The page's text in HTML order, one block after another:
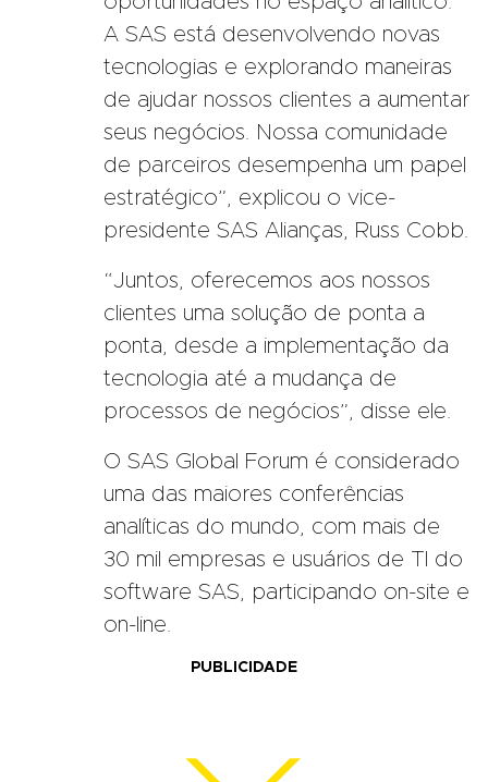
A SAS está desenvolvendo novas
tecnologias e explorando maneiras
de ajudar nossos clientes a aumentar
seus negócios. Nossa comunidade
de parceiros desempenha um papel
estratégico”, explicou o vice-
presidente SAS Alianças, Russ Cobb.
“Juntos, oferecemos aos nossos
clientes uma solução de ponta a
ponta, desde a implementação da
tecnologia até a mudança de
processos de negócios”, disse ele.
O SAS Global Forum é considerado
uma das maiores conferências
analíticas do mundo, com mais de
30 mil empresas e usuários de TI do
software SAS, participando on-site e
on-line.
PUBLICIDADE